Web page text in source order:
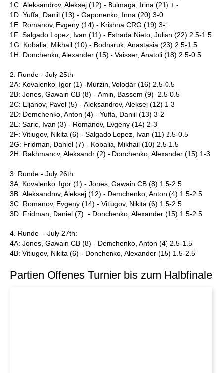
1C: Aleksandrov, Aleksej (12) - Bulmaga, Irina (21) + -
1D: Yuffa, Daniil (13) - Gaponenko, Inna (20) 3-0
1E: Romanov, Evgeny (14) - Krishna CRG (19) 3-1
1F: Salgado Lopez, Ivan (11) - Estrada Nieto, Julian (22) 2.5-1.5
1G: Kobalia, Mikhail (10) - Bodnaruk, Anastasia (23) 2.5-1.5
1H: Donchenko, Alexander (15) - Vaisser, Anatoli (18) 2.5-0.5
2. Runde - July 25th
2A: Kovalenko, Igor (1) -Murzin, Volodar (16) 2.5-0.5
2B: Jones, Gawain CB (8) - Amin, Bassem (9) 2.5-0.5
2C: Eljanov, Pavel (5) - Aleksandrov, Aleksej (12) 1-3
2D: Demchenko, Anton (4) - Yuffa, Daniil (13) 3-2
2E: Saric, Ivan (3) - Romanov, Evgeny (14) 2-3
2F: Vitiugov, Nikita (6) - Salgado Lopez, Ivan (11) 2.5-0.5
2G: Fridman, Daniel (7) - Kobalia, Mikhail (10) 2.5-1.5
2H: Rakhmanov, Aleksandr (2) - Donchenko, Alexander (15) 1-3
3. Runde - July 26th:
3A: Kovalenko, Igor (1) - Jones, Gawain CB (8) 1.5-2.5
3B: Aleksandrov, Aleksej (12) - Demchenko, Anton (4) 1.5-2.5
3C: Romanov, Evgeny (14) - Vitiugov, Nikita (6) 1.5-2.5
3D: Fridman, Daniel (7) - Donchenko, Alexander (15) 1.5-2.5
4. Runde - July 27th:
4A: Jones, Gawain CB (8) - Demchenko, Anton (4) 2.5-1.5
4B: Vitiugov, Nikita (6) - Donchenko, Alexander (15) 1.5-2.5
Partien Offenes Turnier bis zum Halbfinale